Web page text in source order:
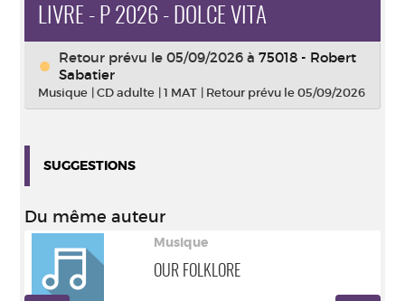
LIVRE - P 2026 - DOLCE VITA
Retour prévu le 05/09/2026 à 75018 - Robert
Sabatier
Musique |CD adulte |1 MAT | Retour prévu le 05/09/2026
SUGGESTIONS
Du même auteur
Musique
OUR FOLKLORE